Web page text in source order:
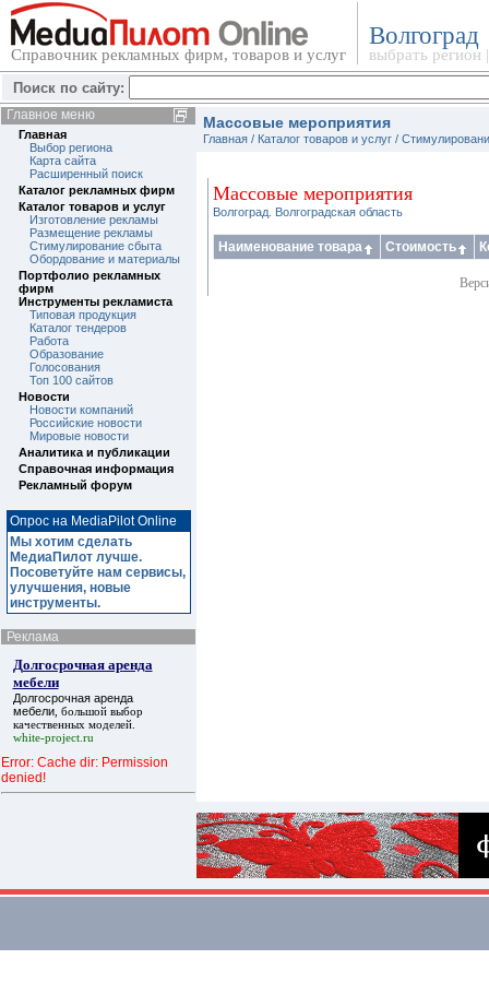
Справочник рекламных фирм, товаров и услуг
Волгоград
выбрать регион
Поиск по сайту:
Главное меню
Главная
Выбор региона
Карта сайта
Расширенный поиск
Каталог рекламных фирм
Каталог товаров и услуг
Изготовление рекламы
Размещение рекламы
Стимулирование сбыта
Обордование и материалы
Портфолио рекламных
фирм
Инструменты рекламиста
Типовая продукция
Каталог тендеров
Работа
Образование
Голосования
Топ 100 сайтов
Новости
Новости компаний
Российские новости
Мировые новости
Аналитика и публикации
Справочная информация
Рекламный форум
Опрос на MediaPilot Online
Мы хотим сделать
МедиаПилот лучше.
Посоветуйте нам сервисы,
улучшения, новые
инструменты.
Реклама
Долгосрочная аренда
мебели
Долгосрочная аренда
мебели, большой выбор
качественных моделей.
white-project.ru
Error: Cache dir: Permission
denied!
Массовые мероприятия
Главная / Каталог товаров и услуг /
Массовые мероприятия
Волгоград. Волгоградская область
Наименование товара Стоимость